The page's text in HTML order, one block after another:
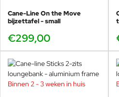
Cane-Line On the Move
bijzettafel - small
€299,00
Binnen 2 - 3 weken in huis